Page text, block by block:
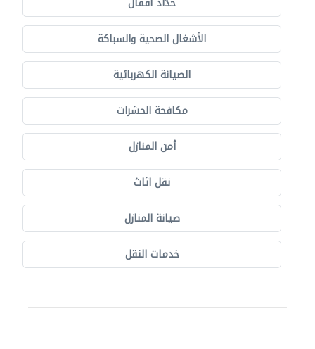
الأشغال الصحية والسباكة
الصيانة الكهربائية
مكافحة الحشرات
أمن المنازل
نقل اثاث
صيانة المنازل
خدمات النقل